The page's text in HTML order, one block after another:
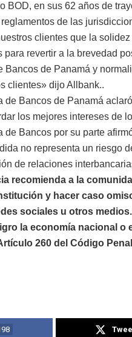
BOD, en sus 62 años de
de las
clientes que la
para revertir a la brevedad
Bancos de Panamá y
clientes» dijo Allbank..
de Bancos de Panamá
los mejores intereses de
de Bancos por su parte
no representa un riesgo
de relaciones
recomienda a la
y hacer caso
sociales u otros
la economía nacional
260 del Código